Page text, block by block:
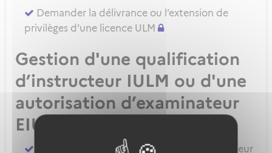
Demander la délivrance ou l’extension de
privilèges d’une licence ULM
Gestion d'une qualification
d’instructeur IULM ou d'une
autorisation d’examinateur
EIULM
Attester des prérequis pour devenir formateur